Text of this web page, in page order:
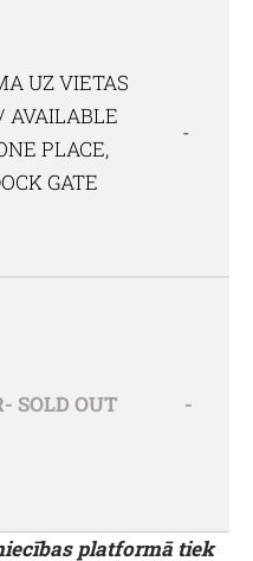
UZ VIETAS
AVAILABLE
PLACE,
GATE
-
SOLD OUT -
platformā tiek